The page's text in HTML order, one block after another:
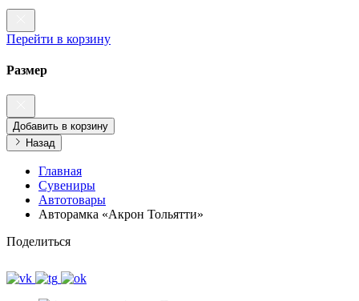
Перейти в корзину
Размер
Добавить в корзину
Назад
Главная
Сувениры
Автотовары
Авторамка «Акрон Тольятти»‎
Поделиться